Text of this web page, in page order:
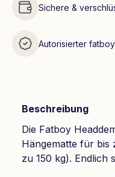
Sichere &
Autorisierter
Beschreibung
Die Fatboy
Hängematte für bis
zu 150 kg). Endlich